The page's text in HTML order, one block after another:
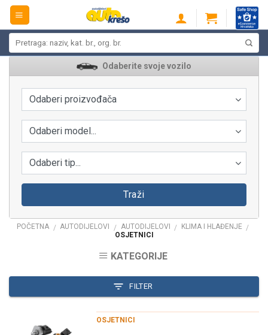
Skip
content
Odaberite svoje vozilo
Odaberi proizvođača
Odaberi model...
Odaberi tip...
Traži
POČETNA / AUTODIJELOVI / AUTODIJELOVI / KLIMA I HLAĐENJE /
OSJETNICI
KATEGORIJE
FILTER
OSJETNICI